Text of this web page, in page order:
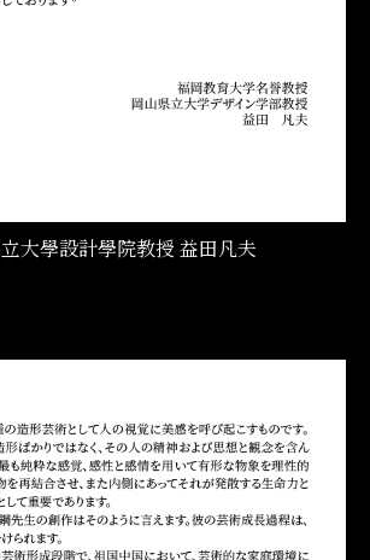
大學設計學院教授 益田凡夫